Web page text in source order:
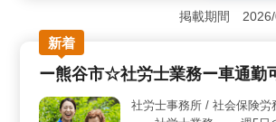
迎！幅広い知識と経験を活かせる環境で
方々が活躍中です。経験に基づいた的確
求められる職場で、あなたのスキルが
＜幅広い業務内容＞ 社労士業務全般に
ス。社会保険手続きや給与計算、助成金
にわたる業務を担当できます。豊富な経
まざまな課題に対処し、解決策を提供で
掲載期間 2026/
新着
ー熊谷市☆社労士業務ー車通勤
社労士事務所 / 社会保